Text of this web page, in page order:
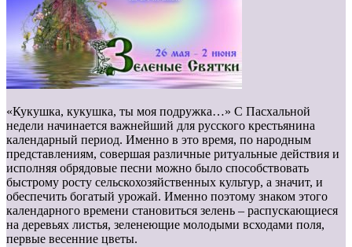
«Кукушка, кукушка, ты моя подружка…» С Пасхальной
недели начинается важнейший для русского крестьянина
календарный период. Именно в это время, по народным
представлениям, совершая различные ритуальные действия и
исполняя обрядовые песни можно было способствовать
быстрому росту сельскохозяйственных культур, а значит, и
обеспечить богатый урожай. Именно поэтому знаком этого
календарного времени становиться зелень – распускающиеся
на деревьях листья, зеленеющие молодыми всходами поля,
первые весенние цветы.